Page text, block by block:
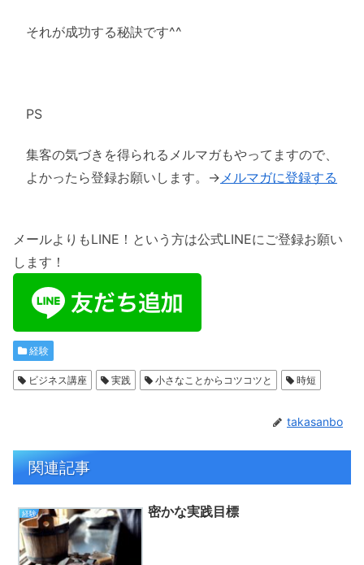
それが成功する秘訣です^^
PS
集客の気づきを得られるメルマガもやってますので、
よかったら登録お願いします。→メルマガに登録する
メールよりもLINE！という方は公式LINEにご登録お願い
します！
経験
ビジネス講座 実践 小さなことからコツコツと 時短
takasanbo
関連記事
経験 密かな実践目標